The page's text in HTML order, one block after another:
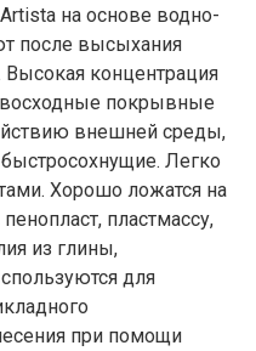
на основе водно-
после высыхания
концентрация
покрывные
внешней среды,
Легко
Хорошо ложатся на
пластмассу,
из глины,
для
при помощи